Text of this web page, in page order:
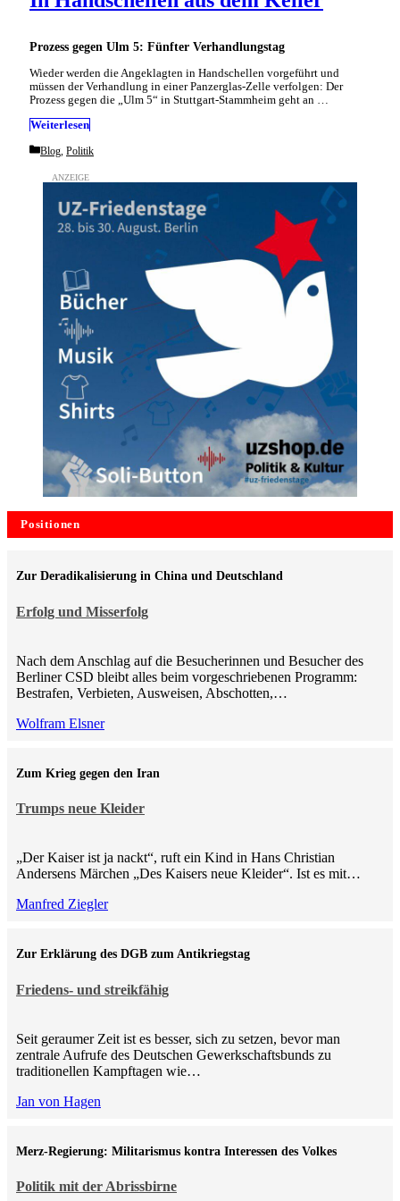
Prozess gegen Ulm 5: Fünfter Verhandlungstag
Wieder werden die Angeklagten in Handschellen vorgeführt und
müssen der Verhandlung in einer Panzerglas-Zelle verfolgen: Der
Prozess gegen die „Ulm 5“ in Stuttgart-Stammheim geht an …
Weiterlesen
Categories
Blog Politik
Positionen
Erfolg und Misserfolg
Zur Deradikalisierung in China und Deutschland
Nach dem Anschlag auf die Besucherinnen und Besucher des
Berliner CSD bleibt alles beim vorgeschriebenen Programm:
Bestrafen, Verbieten, Ausweisen, Abschotten,…
Wolfram Elsner
Trumps neue Kleider
Zum Krieg gegen den Iran
„Der Kaiser ist ja nackt“, ruft ein Kind in Hans Christian
Andersens Märchen „Des Kaisers neue Kleider“. Ist es mit…
Manfred Ziegler
Friedens- und streikfähig
Zur Erklärung des DGB zum Antikriegstag
Seit geraumer Zeit ist es besser, sich zu setzen, bevor man
zentrale Aufrufe des Deutschen Gewerkschaftsbunds zu
traditionellen Kampftagen wie…
Jan von Hagen
Politik mit der Abrissbirne
Merz-Regierung: Militarismus kontra Inte­ressen des Volkes